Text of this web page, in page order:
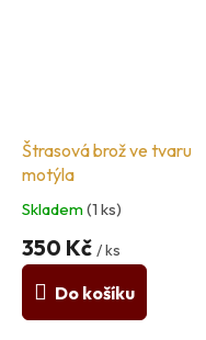
Štrasová brož ve tvaru
motýla
Skladem(1 ks)
350 Kč / ks
Do košíku